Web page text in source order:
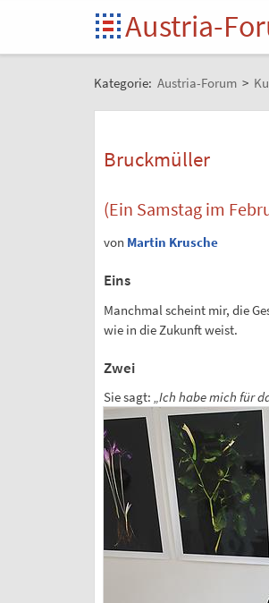
Austria-
Kategorie: Austria-Forum >
Bruckmüller
(Ein Samstag im
von Martin Krusche
Eins
Manchmal scheint mir, die
wie in die Zukunft weist.
Zwei
Sie sagt: „Ich habe mich für